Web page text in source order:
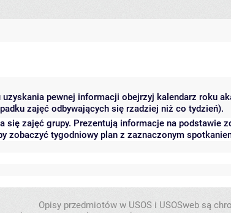
pewnej informacji obejrzyj kalendarz roku
zajęć odbywających się rzadziej niż co tydzień).
się zajęć grupy. Prezentują informacje na podstawie
zobaczyć tygodniowy plan z zaznaczonym
Opisy przedmiotów w USOS i USOSweb są